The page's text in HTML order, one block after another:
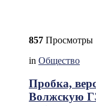
857 Просмотры
in Общество
Пробка,
Волжскую